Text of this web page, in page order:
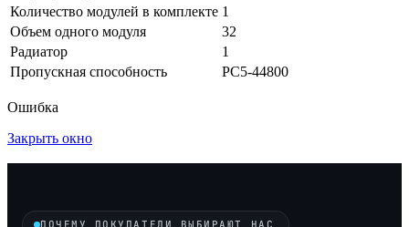
Количество модулей в комплекте 1
Объем одного модуля
32
Радиатор
1
Пропускная способность
PC5-44800
Ошибка
Закрыть окно
ПОЧЕМУ ПОКУПАТЕЛИ ВЫБИРАЮТ НАС